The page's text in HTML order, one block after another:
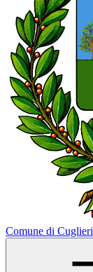
Comune di Cuglieri